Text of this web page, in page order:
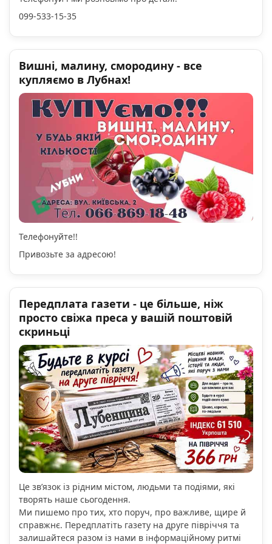
099-533-15-35
Вишні, малину, смородину - все
купляємо в Лубнах!
Телефонуйте!!
Привозьте за адресою!
Передплата газети - це більше, ніж
просто свіжа преса у вашій поштовій
скриньці
Це зв’язок із рідним містом, людьми та подіями, які
творять наше сьогодення.
Ми пишемо про тих, хто поруч, про важливе, щире й
справжнє. Передплатіть газету на друге півріччя та
залишайтеся разом із нами в інформаційному ритмі